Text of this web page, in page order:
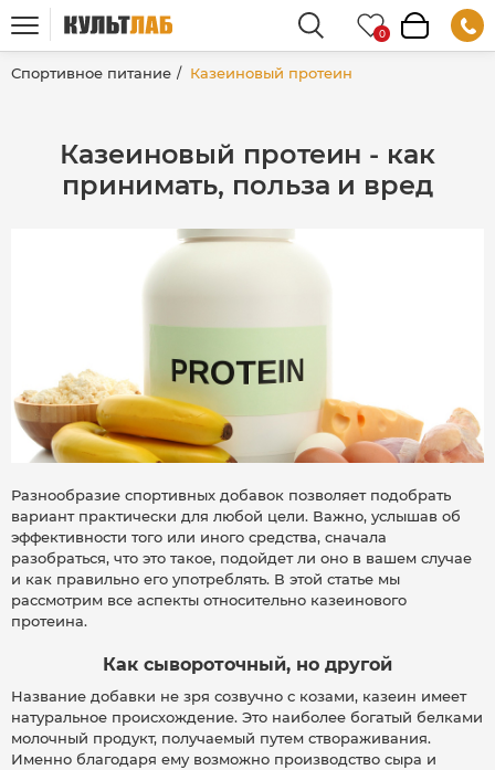
Спортивное питание Казеиновый протеин
Казеиновый протеин - как
принимать, польза и вред
Разнообразие спортивных добавок позволяет подобрать
вариант практически для любой цели. Важно, услышав об
эффективности того или иного средства, сначала
разобраться, что это такое, подойдет ли оно в вашем случае
и как правильно его употреблять. В этой статье мы
рассмотрим все аспекты относительно казеинового
протеина.
Как сывороточный, но другой
Название добавки не зря созвучно с козами, казеин имеет
натуральное происхождение. Это наиболее богатый белками
молочный продукт, получаемый путем створаживания.
Именно благодаря ему возможно производство сыра и